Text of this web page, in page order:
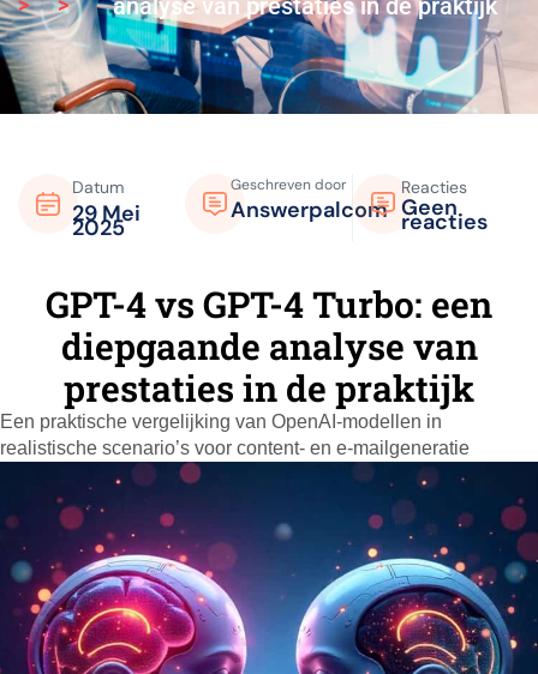
analyse van prestaties in de praktijk
Datum
29 Mei
2025
Geschreven door
Answerpalcom
Reacties
Geen
reacties
GPT-4 vs GPT-4 Turbo: een
diepgaande analyse van
prestaties in de praktijk
Een praktische vergelijking van OpenAI-modellen in
realistische scenario’s voor content- en e-mailgeneratie